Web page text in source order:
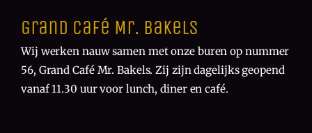
Grand Café Mr. Bakels
Wij werken nauw samen met onze buren op nummer
56, Grand Café Mr. Bakels. Zij zijn dagelijks geopend
vanaf 11.30 uur voor lunch, diner en café.